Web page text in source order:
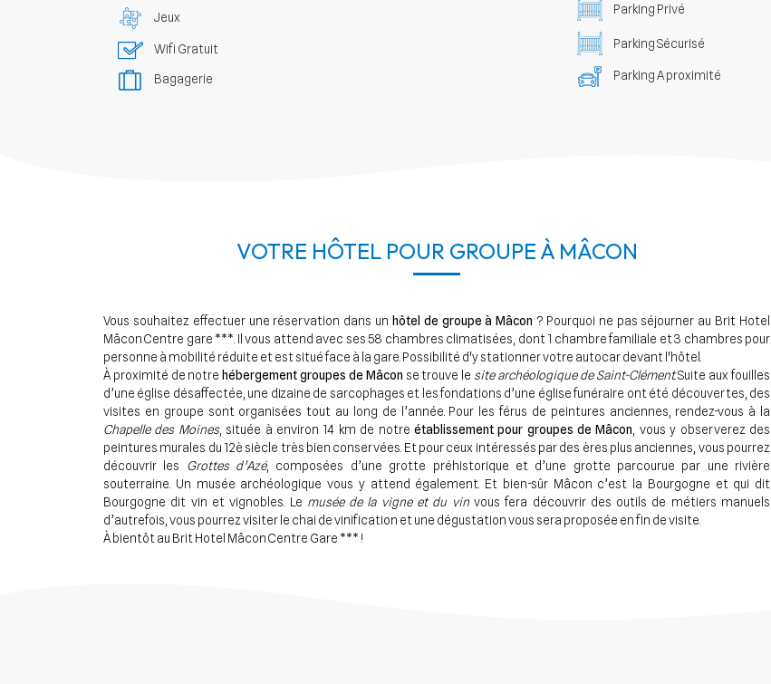
Jeux
Wifi Gratuit
Bagagerie
Parking Privé
Parking Sécurisé
Parking A proximité
VOTRE HÔTEL POUR GROUPE À MÂCON
Vous souhaitez effectuer une réservation dans un hôtel de groupe à Mâcon ? Pourquoi ne pas séjourner au Brit Hotel
Mâcon Centre gare ***. Il vous attend avec ses 58 chambres climatisées, dont 1 chambre familiale et 3 chambres pour
personne à mobilité réduite et est situé face à la gare. Possibilité d'y stationner votre autocar devant l'hôtel.
À proximité de notrehébergement groupes de Mâcon se trouve le site archéologique de Saint-Clément. Suite aux fouilles
d’une église désaffectée, une dizaine de sarcophages et les fondations d’une église funéraire ont été découvertes, des
visites en groupe sont organisées tout au long de l’année. Pour les férus de peintures anciennes, rendez-vous à la
Chapelle des Moines, située à environ 14 km de notre établissement pour groupes de Mâcon , vous y observerez des
peintures murales du 12è siècle très bien conservées. Et pour ceux intéressés par des ères plus anciennes, vous pourrez
découvrir les Grottes d’Azé, composées d’une grotte préhistorique et d’une grotte parcourue par une rivière
souterraine. Un musée archéologique vous y attend également. Et bien-sûr Mâcon c’est la Bourgogne et qui dit
Bourgogne dit vin et vignobles. Le musée de la vigne et du vinvous fera découvrir des outils de métiers manuels
d’autrefois, vous pourrez visiter le chai de vinification et une dégustation vous sera proposée en fin de visite.
À bientôt au Brit Hotel Mâcon Centre Gare *** !